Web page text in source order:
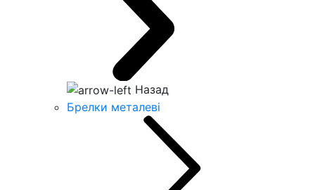
Назад
Брелки металеві